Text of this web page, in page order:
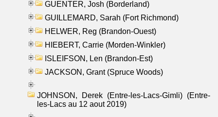
GUENTER, Josh (Borderland)
GUILLEMARD, Sarah (Fort Richmond)
HELWER, Reg (Brandon-Ouest)
HIEBERT, Carrie (Morden-Winkler)
ISLEIFSON, Len (Brandon-Est)
JACKSON, Grant (Spruce Woods)
JOHNSON, Derek (Entre-les-Lacs-Gimli) (Entre-
les-Lacs au 12 aout 2019)